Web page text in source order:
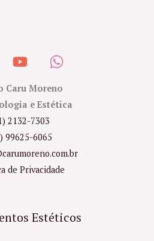
Caru Moreno
e Estética
2132-7303
99625-6065
de Privacidade
Estéticos